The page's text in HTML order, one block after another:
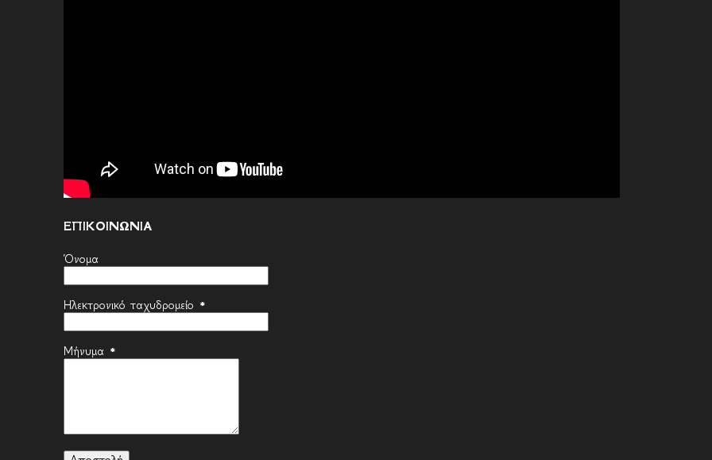
ΕΠΙΚΟΙΝΩΝΙΑ
Όνομα
Ηλεκτρονικό ταχυδρομείο *
Μήνυμα *